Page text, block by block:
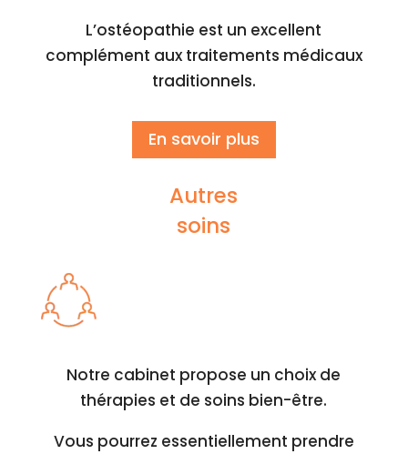
L’ostéopathie est un excellent
complément aux traitements médicaux
traditionnels.
En savoir plus
Autres
soins
Notre cabinet propose un choix de
thérapies et de soins bien-être.
Vous pourrez essentiellement prendre